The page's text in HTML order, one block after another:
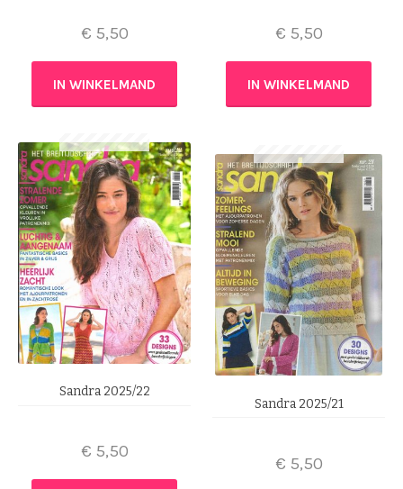
€ 5,50
IN WINKELMAND
€ 5,50
IN WINKELMAND
Sandra 2025/22
€ 5,50
Sandra 2025/21
€ 5,50